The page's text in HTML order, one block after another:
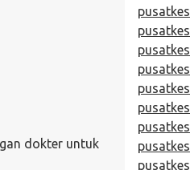
dokter untuk